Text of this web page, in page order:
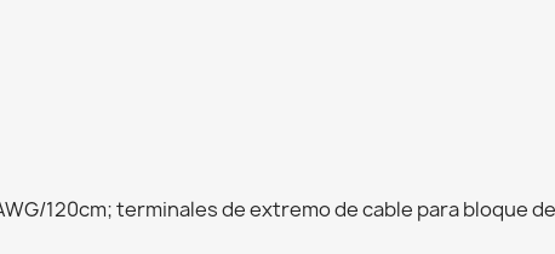
120cm; terminales de extremo de cable para bloque